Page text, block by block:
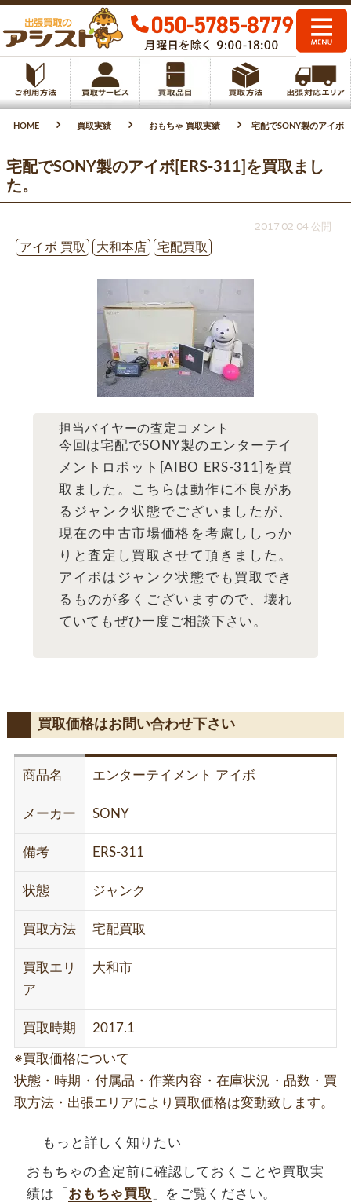
HOME 買取実績 おもちゃ 買取実績 宅配でSONY製のアイボ
宅配でSONY製のアイボ[ERS-311]を買取まし
た。
2017.02.04 公開
アイボ 買取
大和本店 宅配買取
担当バイヤーの査定コメント
今回は宅配でSONY製のエンターテイ
メントロボット[AIBO ERS-311]を買
取ました。こちらは動作に不良があ
るジャンク状態でございましたが、
現在の中古市場価格を考慮ししっか
りと査定し買取させて頂きました。
アイボはジャンク状態でも買取でき
るものが多くございますので、壊れ
ていてもぜひ一度ご相談下さい。
買取価格はお問い合わせ下さい
商品名 エンターテイメント アイボ
メーカー SONY
備考 ERS-311
状態 ジャンク
買取方法 宅配買取
買取エリ
ア
大和市
買取時期 2017.1
※買取価格について
状態・時期・付属品・作業内容・在庫状況・品数・買
取方法・出張エリアにより買取価格は変動致します。
もっと詳しく知りたい
おもちゃの査定前に確認しておくことや買取実
績は「 おもちゃ買取 」をご覧ください。